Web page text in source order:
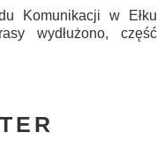
Komunikacji w Ełku
wydłużono, część